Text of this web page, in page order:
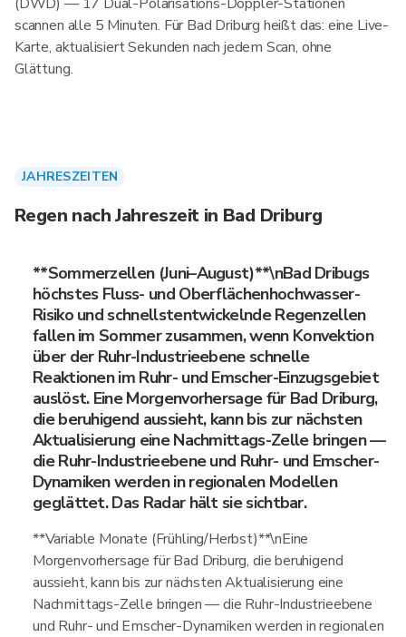
scannen alle 5 Minuten. Für Bad Driburg heißt das: eine Live-
Karte, aktualisiert Sekunden nach jedem Scan, ohne
Glättung.
JAHRESZEITEN
Regen nach Jahreszeit in Bad Driburg
**Sommerzellen (Juni–August)**\nBad Dribugs
höchstes Fluss- und Oberflächenhochwasser-
Risiko und schnellstentwickelnde Regenzellen
fallen im Sommer zusammen, wenn Konvektion
über der Ruhr-Industrieebene schnelle
Reaktionen im Ruhr- und Emscher-Einzugsgebiet
auslöst. Eine Morgenvorhersage für Bad Driburg,
die beruhigend aussieht, kann bis zur nächsten
Aktualisierung eine Nachmittags-Zelle bringen —
die Ruhr-Industrieebene und Ruhr- und Emscher-
Dynamiken werden in regionalen Modellen
geglättet. Das Radar hält sie sichtbar.
**Variable Monate (Frühling/Herbst)**\nEine
Morgenvorhersage für Bad Driburg, die beruhigend
aussieht, kann bis zur nächsten Aktualisierung eine
Nachmittags-Zelle bringen — die Ruhr-Industrieebene
und Ruhr- und Emscher-Dynamiken werden in regionalen